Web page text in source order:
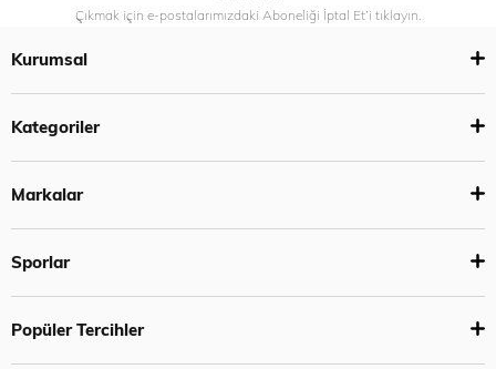
Çıkmak için e-postalarımızdaki Aboneliği İptal Et’i tıklayın.
Kurumsal
Kategoriler
Markalar
Sporlar
Popüler Tercihler